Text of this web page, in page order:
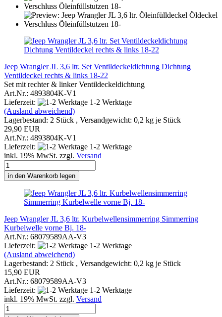
Jeep Wrangler JL 3,6 ltr. Set Ventildeckeldichtung Dichtung
Ventildeckel rechts & links 18-22
Set mit rechter & linker Ventildeckeldichtung
Art.Nr.: 4893804K-V1
Lieferzeit:
1-2 Werktage
(Ausland abweichend)
Lagerbestand: 2 Stück , Versandgewicht: 0,2 kg je Stück
29,90 EUR
Art.Nr.: 4893804K-V1
Lieferzeit:
1-2 Werktage
inkl. 19% MwSt. zzgl. Versand
in den Warenkorb legen
Jeep Wrangler JL 3,6 ltr. Kurbelwellensimmerring Simmerring
Kurbelwelle vorne Bj. 18-
Art.Nr.: 68079589AA-V3
Lieferzeit:
1-2 Werktage
(Ausland abweichend)
Lagerbestand: 2 Stück , Versandgewicht: 0,2 kg je Stück
15,90 EUR
Art.Nr.: 68079589AA-V3
Lieferzeit:
1-2 Werktage
inkl. 19% MwSt. zzgl. Versand